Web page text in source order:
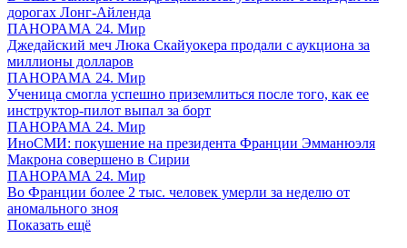
дорогах Лонг-Айленда
ПАНОРАМА 24. Мир
Джедайский меч Люка Скайуокера продали с аукциона за
миллионы долларов
ПАНОРАМА 24. Мир
Ученица смогла успешно приземлиться после того, как ее
инструктор-пилот выпал за борт
ПАНОРАМА 24. Мир
ИноСМИ: покушение на президента Франции Эмманюэля
Макрона совершено в Сирии
ПАНОРАМА 24. Мир
Во Франции более 2 тыс. человек умерли за неделю от
аномального зноя
Показать ещё